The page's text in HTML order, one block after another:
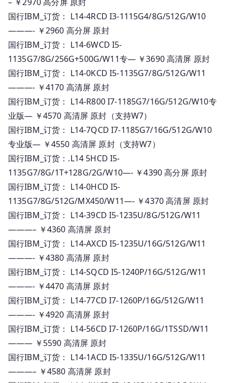
国行IBM_订货： L14-4RCD I3-1115G4/8G/512G/W10
———- ￥2960 高分屏 原封
国行IBM_订货： L14-6WCD I5-
1135G7/8G/256G+500G/W11专— ￥3690 高清屏 原封
国行IBM_订货： L14-0KCD I5-1135G7/8G/512G/W11
———- ￥4170 高清屏 原封
国行IBM_订货： L14-R800 I7-1185G7/16G/512G/W10专
业版— ￥4570 高清屏 原封（支持W7）
国行IBM_订货： L14-7QCD I7-1185G7/16G/512G/W10
专业版— ￥4550 高清屏 原封（支持W7）
国行IBM_订货：.L14 5HCD I5-
1135G7/8G/1T+128G/2G/W10—- ￥4390 高分屏 原封
国行IBM_订货： L14-0HCD I5-
1135G7/8G/512G/MX450/W11—- ￥4370 高清屏 原封
国行IBM_订货： L14-39CD I5-1235U/8G/512G/W11
———– ￥4360 高清屏 原封
国行IBM_订货： L14-AXCD I5-1235U/16G/512G/W11
———- ￥4380 高清屏 原封
国行IBM_订货： L14-SQCD I5-1240P/16G/512G/W11
———- ￥4470 高清屏 原封
国行IBM_订货： L14-77CD I7-1260P/16G/512G/W11
———- ￥4920 高清屏 原封
国行IBM_订货： L14-56CD I7-1260P/16G/1TSSD/W11
——— ￥5590 高清屏 原封
国行IBM_订货： L14-1ACD I5-1335U/16G/512G/W11
———– ￥4580 高清屏 原封